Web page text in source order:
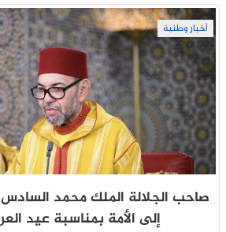
أخبار وطنية
صاحب الجلالة الملك محمد
إلى الأمة بمناسبة عيد